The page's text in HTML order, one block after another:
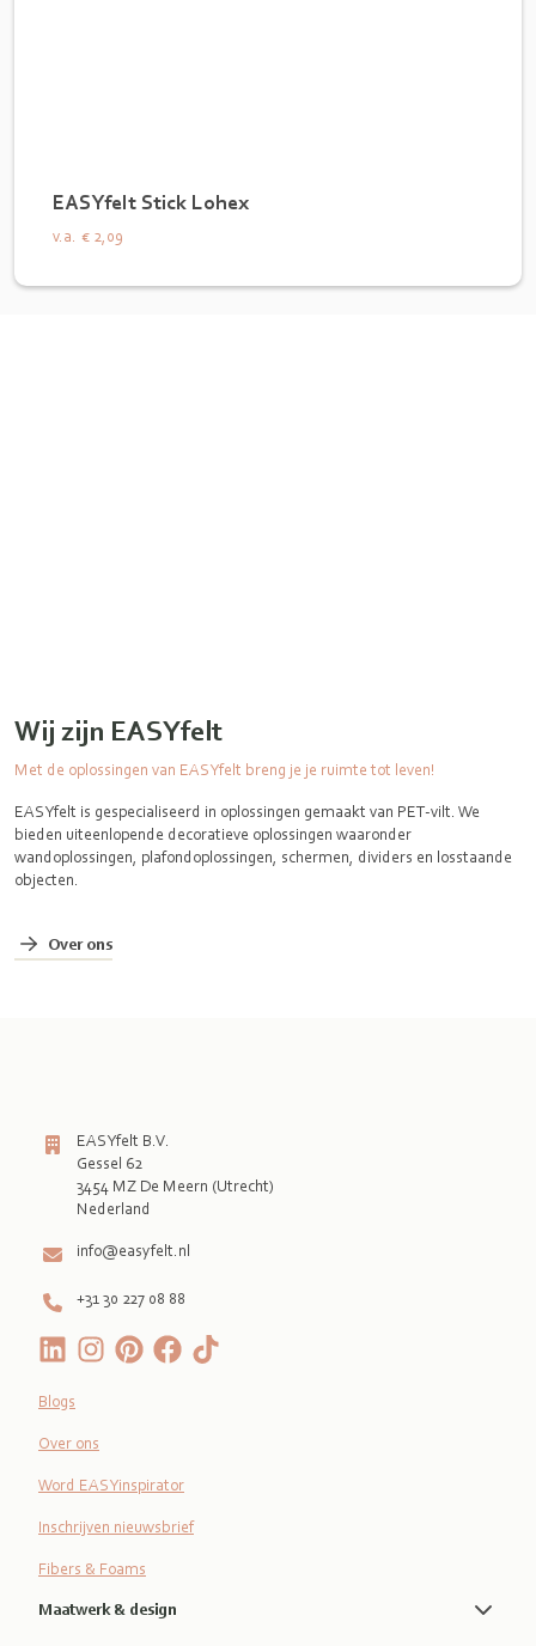
EASYfelt Stick Lohex
v.a. € 2,09
Wij zijn EASYfelt
Met de oplossingen van EASYfelt breng je je ruimte tot leven!
EASYfelt is gespecialiseerd in oplossingen gemaakt van PET-vilt. We
bieden uiteenlopende decoratieve oplossingen waaronder
wandoplossingen, plafondoplossingen, schermen, dividers en losstaande
objecten.
Over ons
EASYfelt B.V.
Gessel 62
3454 MZ De Meern (Utrecht)
Nederland
info@easyfelt.nl
+31 30 227 08 88
Blogs
Over ons
Word EASYinspirator
Inschrijven nieuwsbrief
Fibers & Foams
Maatwerk & design